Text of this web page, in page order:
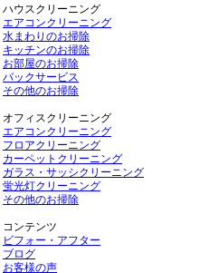
ハウスクリーニング
エアコンクリーニング
水まわりのお掃除
キッチンのお掃除
お部屋のお掃除
パックサービス
その他のお掃除
オフィスクリーニング
エアコンクリーニング
フロアクリーニング
カーペットクリーニング
ガラス・サッシクリーニング
蛍光灯クリーニング
その他のお掃除
コンテンツ
ビフォー・アフター
ブログ
お客様の声